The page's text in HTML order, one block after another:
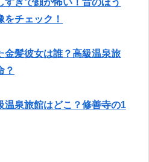
すぎで顔が怖い！昔のほう
チェック！
金髪彼女は誰？高級温泉旅
？
温泉旅館はどこ？修善寺の1